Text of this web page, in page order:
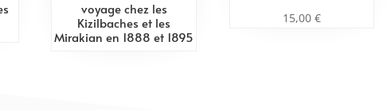
voyage chez les
Kizilbaches et les
Mirakian en 1888 et 1895
15,00 €